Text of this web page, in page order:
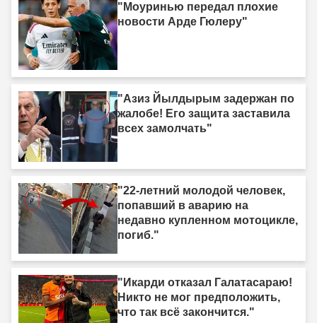
"Моуринью передал плохие
новости Арде Гюлеру"
"Азиз Йылдырым задержан по
жалобе! Его защита заставила
всех замолчать"
"22-летний молодой человек,
попавший в аварию на
недавно купленном мотоцикле,
погиб."
"Икарди отказал Галатасараю!
Никто не мог предположить,
что так всё закончится."